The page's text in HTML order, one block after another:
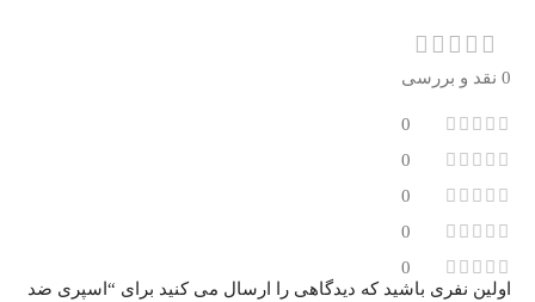
0 نقد و بررسی
0
0
0
0
0
اولین نفری باشید که دیدگاهی را ارسال می کنید برای “اسپری ضد